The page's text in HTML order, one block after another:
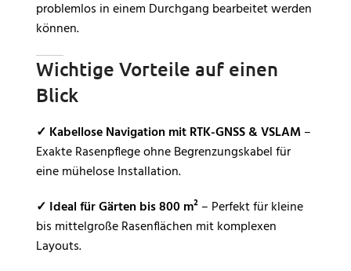
problemlos in einem Durchgang bearbeitet werden
können.
Wichtige Vorteile auf einen
Blick
✓ Kabellose Navigation mit RTK-GNSS & VSLAM–
Exakte Rasenpflege ohne Begrenzungskabel für
eine mühelose Installation.
✓ Ideal für Gärten bis 800 m²– Perfekt für kleine
bis mittelgroße Rasenflächen mit komplexen
Layouts.